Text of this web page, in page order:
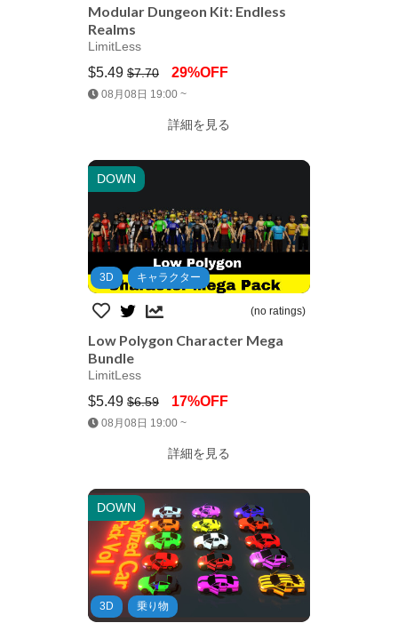
Modular Dungeon Kit: Endless
Realms
LimitLess
$5.49 $7.70 29%OFF
08月08日 19:00 ~
詳細を見る
DOWN
Jump AssetStore
3D キャラクター
(no ratings)
Low Polygon Character Mega
Bundle
LimitLess
$5.49 $6.59 17%OFF
08月08日 19:00 ~
詳細を見る
DOWN
Jump AssetStore
3D 乗り物